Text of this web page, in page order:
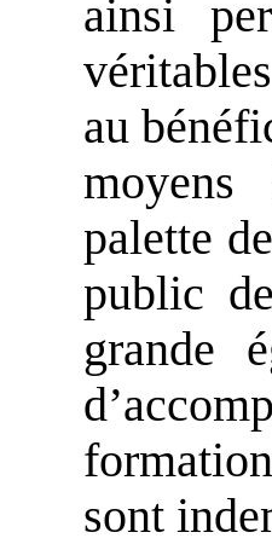
ainsi
au
moyens
palette
public
grande
sont